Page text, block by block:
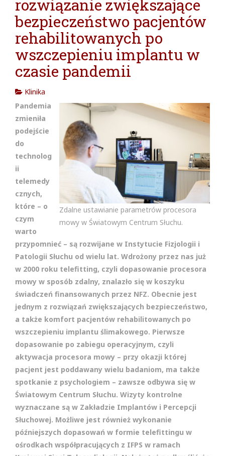
rozwiązanie zwiększające
bezpieczeństwo pacjentów
rehabilitowanych po
wszczepieniu implantu w
czasie pandemii
Klinika
Zdalne ustawianie parametrów procesora
mowy w Światowym Centrum Słuchu.
Pandemia
zmieniła
podejście
do
technolog
ii
telemedy
cznych,
które – o
czym
warto
przypomnieć – są rozwijane w Instytucie Fizjologii i
Patologii Słuchu od wielu lat. Wdrożony przez nas już
w 2000 roku telefitting, czyli dopasowanie procesora
mowy w sposób zdalny, znalazło się w koszyku
świadczeń finansowanych przez NFZ. Obecnie jest
jednym z rozwiązań zwiększających bezpieczeństwo,
a także komfort pacjentów rehabilitowanych po
wszczepieniu implantu ślimakowego. Pierwsze
dopasowanie po zabiegu operacyjnym, czyli
aktywacja procesora mowy – przy okazji której
pacjent jest poddawany wielu badaniom, ma także
spotkanie z psychologiem – zawsze odbywa się w
Światowym Centrum Słuchu. Wizyty kontrolne
wyznaczane są w Zakładzie Implantów i Percepcji
Słuchowej. Możliwe jest również wykonanie
późniejszych dopasowań w formie telefittingu w
ośrodkach współpracujących z IFPS w ramach